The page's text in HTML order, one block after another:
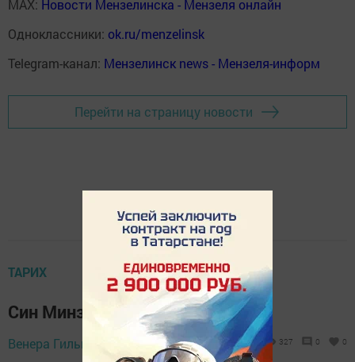
MAX: Новости Мензелинска - Мензеля онлайн
Одноклассники: ok.ru/menzelinsk
Telegram-канал: Мензелинск news - Мензеля-информ
Перейти на страницу новости
ТАРИХ
Син Минзәләне беләсеңме?
Венера Гильмиева,
16 февраль 2025 -
08:40
327 0 0